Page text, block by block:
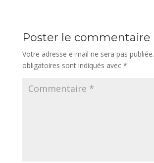
Poster le commentaire
Votre adresse e-mail ne sera pas publiée.
obligatoires sont indiqués avec *